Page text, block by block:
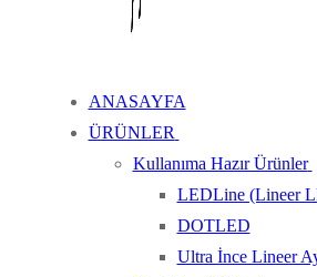
ANASAYFA
ÜRÜNLER
Kullanıma Hazır Ürünler
LEDLine (Lineer
DOTLED
Ultra İnce Lineer